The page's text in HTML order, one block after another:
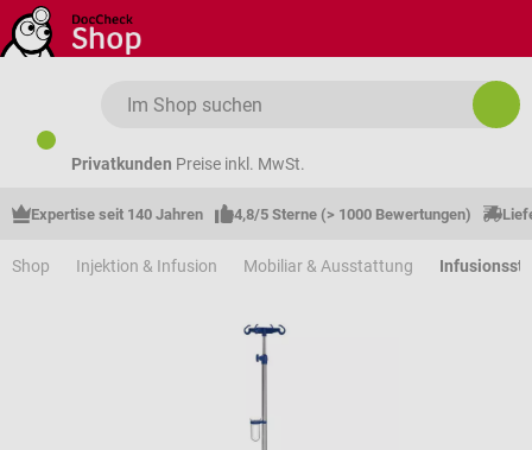
Zum Hauptinhalt springen
Privatkunden Preise inkl. MwSt.
Expertise seit 140 Jahren 4,8/5 Sterne (> 1000 Bewertungen)
Shop Injektion & Infusion Mobiliar & Ausstattung